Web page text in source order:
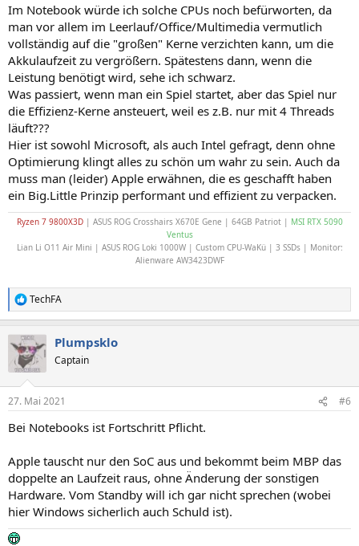
:
Im Notebook würde ich solche CPUs noch befürworten, da
man vor allem im Leerlauf/Office/Multimedia vermutlich
vollständig auf die "großen" Kerne verzichten kann, um die
Akkulaufzeit zu vergrößern. Spätestens dann, wenn die
Leistung benötigt wird, sehe ich schwarz.
Was passiert, wenn man ein Spiel startet, aber das Spiel nur
die Effizienz-Kerne ansteuert, weil es z.B. nur mit 4 Threads
läuft???
Hier ist sowohl Microsoft, als auch Intel gefragt, denn ohne
Optimierung klingt alles zu schön um wahr zu sein. Auch da
muss man (leider) Apple erwähnen, die es geschafft haben
ein Big.Little Prinzip performant und effizient zu verpacken.
Ryzen 7 9800X3D| ASUS ROG Crosshairs X670E Gene | 64GB Patriot | MSI RTX 5090
Ventus
Lian Li O11 Air Mini | ASUS ROG Loki 1000W | Custom CPU-WaKü | 3 SSDs | Monitor:
Alienware AW3423DWF
R
e
k
t
i
e
:
TechFA
Plumpsklo
Captain
27. Mai 2021 #6
Bei Notebooks ist Fortschritt Pflicht.
Apple tauscht nur den SoC aus und bekommt beim MBP das
doppelte an Laufzeit raus, ohne Änderung der sonstigen
Hardware. Vom Standby will ich gar nicht sprechen (wobei
hier Windows sicherlich auch Schuld ist).